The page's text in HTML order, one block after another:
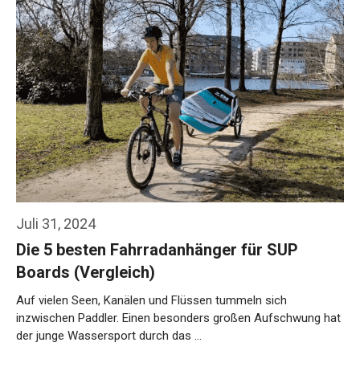
Juli 31, 2024
Die 5 besten Fahrradanhänger für SUP
Boards (Vergleich)
Auf vielen Seen, Kanälen und Flüssen tummeln sich
inzwischen Paddler. Einen besonders großen Aufschwung hat
der junge Wassersport durch das …